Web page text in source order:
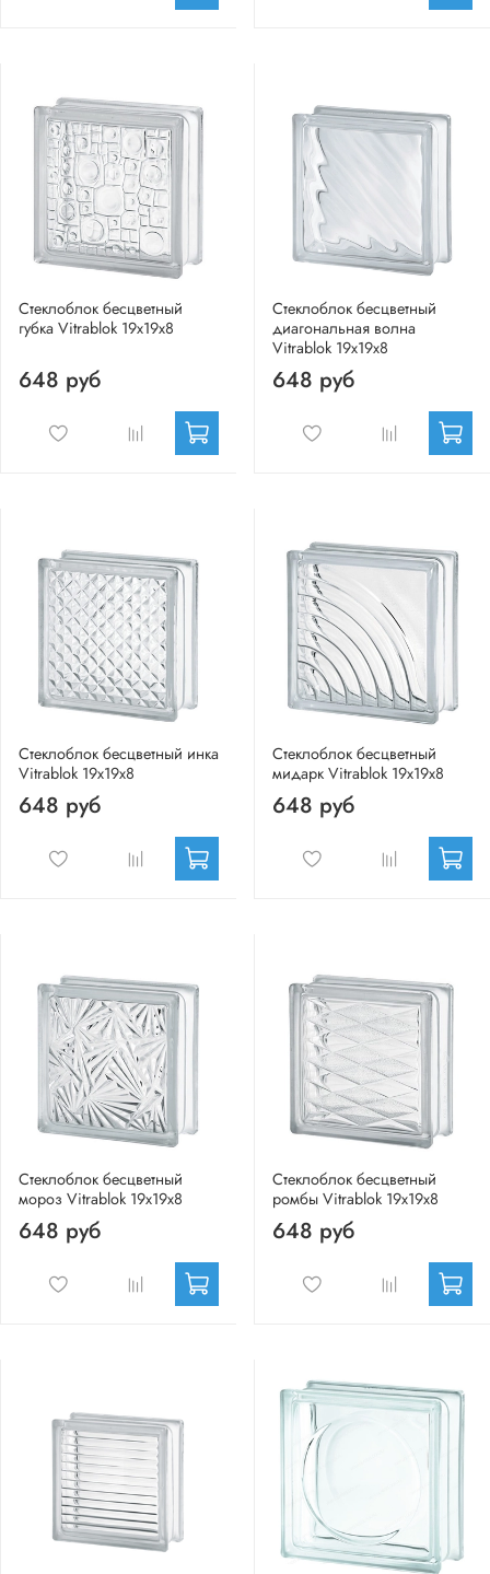
Стеклоблок бесцветный
губка Vitrablok 19х19х8
648 руб
Стеклоблок бесцветный
диагональная волна
Vitrablok 19х19х8
648 руб
Стеклоблок бесцветный инка
Vitrablok 19х19х8
648 руб
Стеклоблок бесцветный
мидарк Vitrablok 19х19х8
648 руб
Стеклоблок бесцветный
мороз Vitrablok 19х19х8
648 руб
Стеклоблок бесцветный
ромбы Vitrablok 19х19х8
648 руб